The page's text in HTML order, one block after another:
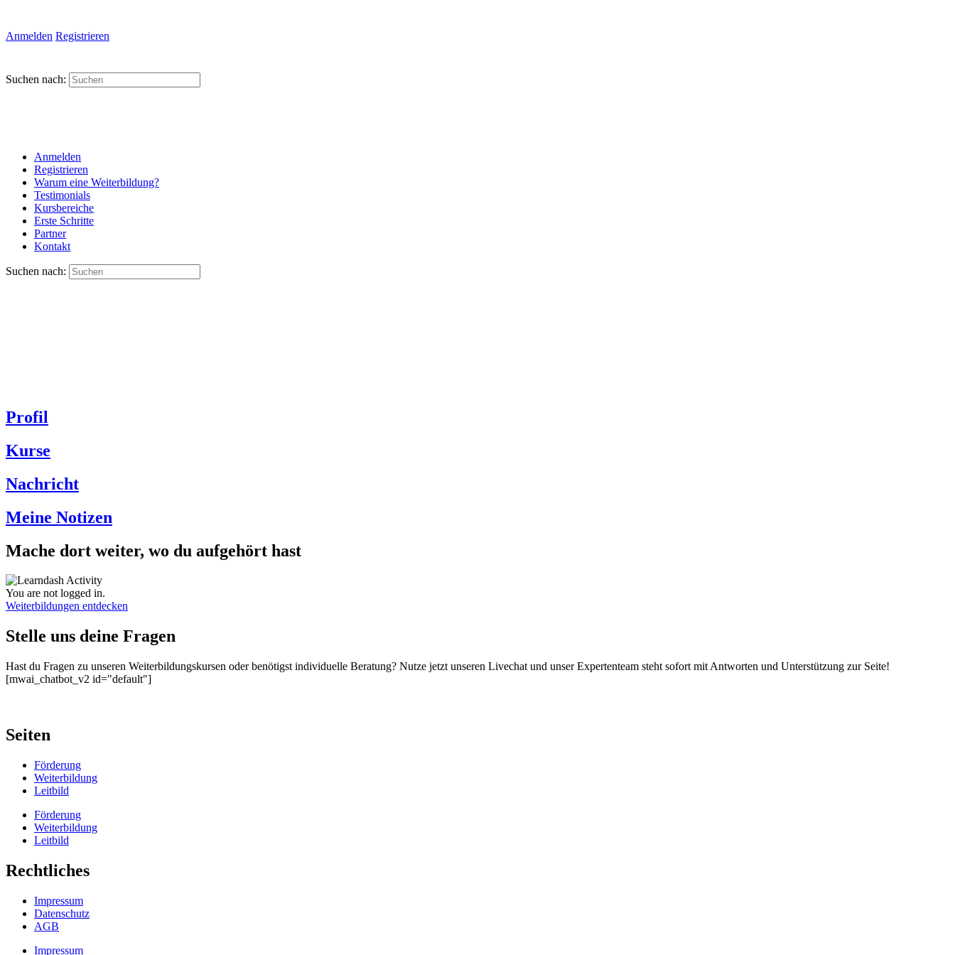
Anmelden Registrieren
Suchen nach:
Anmelden
Registrieren
Warum eine Weiterbildung?
Testimonials
Kursbereiche
Erste Schritte
Partner
Kontakt
Suchen nach:
Profil
Kurse
Nachricht
Meine Notizen
Mache dort weiter, wo du aufgehört hast
You are not logged in.
Weiterbildungen entdecken
Stelle uns deine Fragen
Hast du Fragen zu unseren Weiterbildungskursen oder benötigst individuelle Beratung? Nutze jetzt unseren Livechat und unser Expertenteam steht sofort mit Antworten und Unterstützung zur Seite!
[mwai_chatbot_v2 id="default"]
Seiten
Förderung
Weiterbildung
Leitbild
Förderung
Weiterbildung
Leitbild
Rechtliches
Impressum
Datenschutz
AGB
Impressum